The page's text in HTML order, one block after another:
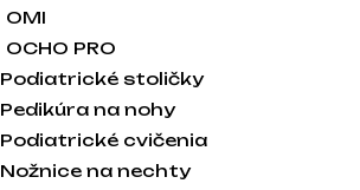
OMI
OCHO PRO
Podiatrické stoličky
Pedikúra na nohy
Podiatrické cvičenia
Nožnice na nechty